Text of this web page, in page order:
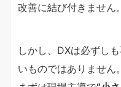
改善に結び付きません。
しかし、DXは必ずし
いものではありません。